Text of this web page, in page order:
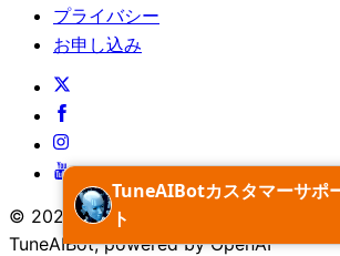
プライバシー
お申し込み
© 2026 TuneAIBot. All Rights Reserved
TuneAIBot, powered by OpenAI
TuneAIBotカスタマーサポ
ト